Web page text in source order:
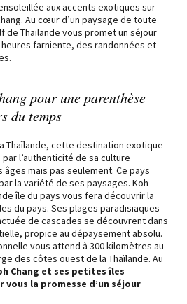
aux accents exotiques sur
Au cœur d’un paysage de toute
de Thaïlande vous promet un séjour
farniente, des randonnées et
pour une parenthèse
du temps
Thaïlande, cette destination exotique
l’authenticité de sa culture
mais pas seulement. Ce pays
la variété de ses paysages. Koh
île du pays vous fera découvrir la
du pays. Ses plages paradisiaques
de cascades se découvrent dans
propice au dépaysement absolu.
vous attend à 300 kilomètres au
des côtes ouest de la Thaïlande. Au
Chang et ses petites îles
la promesse d’un séjour